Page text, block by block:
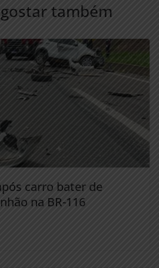
também
carro bater de
na BR-116